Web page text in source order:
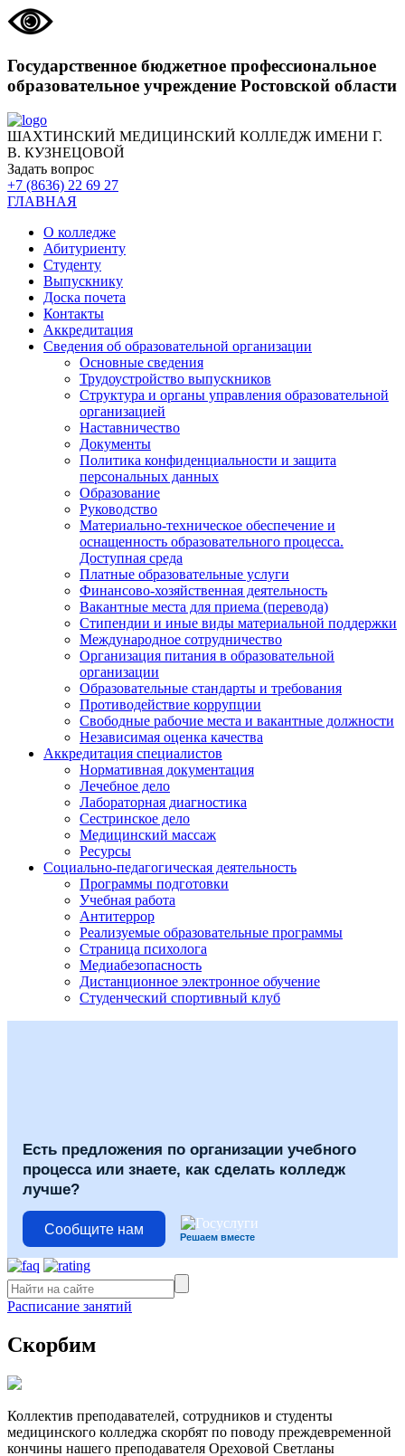
Государственное бюджетное профессиональное
образовательное учреждение Ростовской области
ШАХТИНСКИЙ МЕДИЦИНСКИЙ КОЛЛЕДЖ ИМЕНИ Г.
В. КУЗНЕЦОВОЙ
Задать вопрос
+7 (8636) 22 69 27
ГЛАВНАЯ
О колледже
Абитуриенту
Студенту
Выпускнику
Доска почета
Контакты
Аккредитация
Сведения об образовательной организации
Основные сведения
Трудоустройство выпускников
Структура и органы управления образовательной
организацией
Наставничество
Документы
Политика конфиденциальности и защита
персональных данных
Образование
Руководство
Материально-техническое обеспечение и
оснащенность образовательного процесса.
Доступная среда
Платные образовательные услуги
Финансово-хозяйственная деятельность
Вакантные места для приема (перевода)
Стипендии и иные виды материальной поддержки
Международное сотрудничество
Организация питания в образовательной
организации
Образовательные стандарты и требования
Противодействие коррупции
Свободные рабочие места и вакантные должности
Независимая оценка качества
Аккредитация специалистов
Нормативная документация
Лечебное дело
Лабораторная диагностика
Сестринское дело
Медицинский массаж
Ресурсы
Социально-педагогическая деятельность
Программы подготовки
Учебная работа
Антитеррор
Реализуемые образовательные программы
Страница психолога
Медиабезопасность
Дистанционное электронное обучение
Студенческий спортивный клуб
Есть предложения по организации учебного
процесса или знаете, как сделать колледж
лучше?
Сообщите нам Решаем вместе
Расписание занятий
Скорбим
Коллектив преподавателей, сотрудников и студенты
медицинского колледжа скорбят по поводу преждевременной
кончины нашего преподавателя Ореховой Светланы